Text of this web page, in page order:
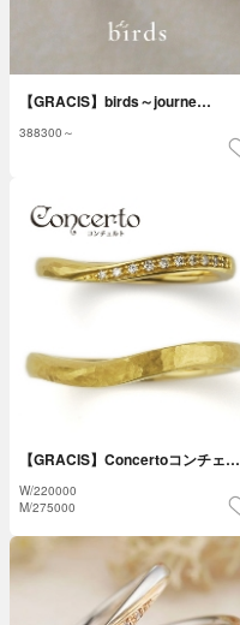
【GRACIS】birds～journe…
388300～
【GRACIS】Concertoコンチェ…
W/220000
M/275000